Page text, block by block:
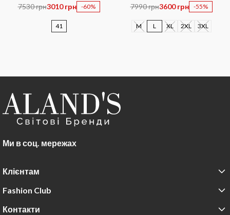
7530 грн3010 грн -60%
41
7990 грн3600 грн -55%
M L XL 2XL 3XL
Ми в соц. мережах
Клієнтам
Fashion Club
Контакти